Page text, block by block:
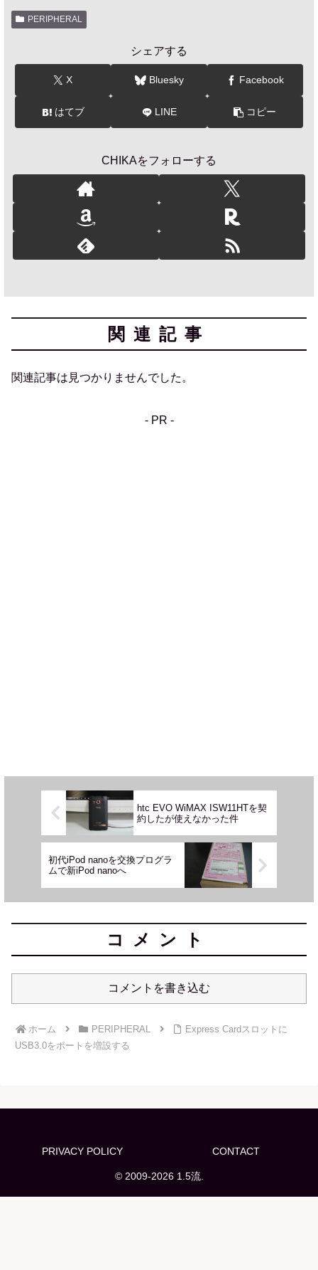
PERIPHERAL
シェアする
X Bluesky Facebook
はてブ LINE コピー
CHIKAをフォローする
関連記事
関連記事は見つかりませんでした。
- PR -
htc EVO WiMAX ISW11HTを契
約したが使えなかった件
初代iPod nanoを交換プログラ
ムで新iPod nanoへ
コメント
コメントを書き込む
ホーム PERIPHERAL
Express Cardスロットに
USB3.0をポートを増設する
PRIVACY POLICY CONTACT
© 2009-2026 1.5流.